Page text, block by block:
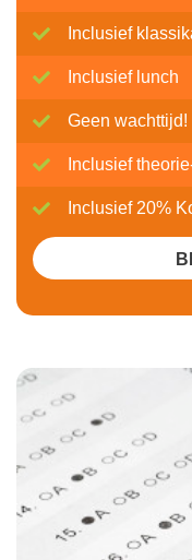
Inclusief
Inclusief lunch
Geen wachttijd!
Inclusief
Inclusief 20%